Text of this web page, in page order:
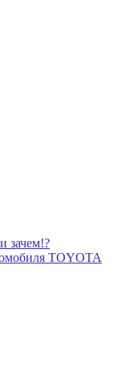
зачем!?
TOYOTA